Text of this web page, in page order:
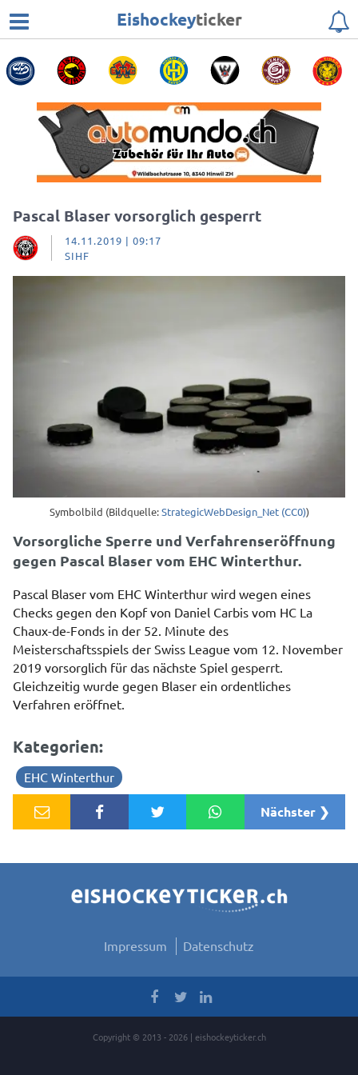
Eishockeyticker
Pascal Blaser vorsorglich gesperrt
14.11.2019 | 09:17
SIHF
Symbolbild (Bildquelle:StrategicWebDesign_Net (CC0))
Vorsorgliche Sperre und Verfahrenseröffnung
gegen Pascal Blaser vom EHC Winterthur.
Pascal Blaser vom EHC Winterthur wird wegen eines
Checks gegen den Kopf von Daniel Carbis vom HC La
Chaux-de-Fonds in der 52. Minute des
Meisterschaftsspiels der Swiss League vom 12. November
2019 vorsorglich für das nächste Spiel gesperrt.
Gleichzeitig wurde gegen Blaser ein ordentliches
Verfahren eröffnet.
Kategorien:
EHC Winterthur
Nächster ❯
Impressum Datenschutz
Copyright © 2013 - 2026 | eishockeyticker.ch